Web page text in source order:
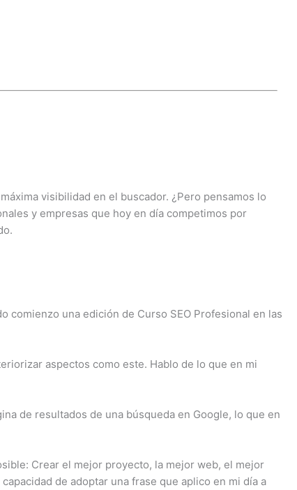
visibilidad en el buscador. ¿Pero pensamos lo
y empresas que hoy en día competimos por
comienzo una edición de Curso SEO Profesional en las
aspectos como este. Hablo de lo que en mi
de resultados de una búsqueda en Google, lo que en
Crear el mejor proyecto, la mejor web, el mejor
de adoptar una frase que aplico en mi día a